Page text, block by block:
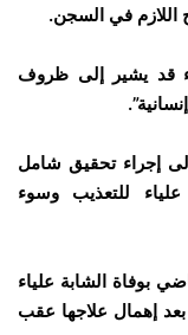
اللازم في السجن.
قد يشير إلى ظروف
إجراء تحقيق شامل
للتعذيب وسوء
بوفاة الشابة علياء
بعد إهمال علاجها عقب